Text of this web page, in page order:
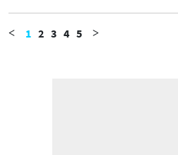
empresa
< 1 2 3 4 5 >